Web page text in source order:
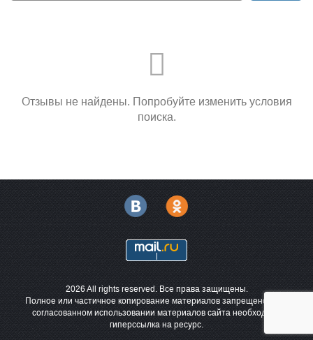
Отзывы не найдены. Попробуйте изменить условия
поиска.
2026 All rights reserved. Все права защищены.
Полное или частичное копирование материалов запрещено. При
согласованном использовании материалов сайта необходима
гиперссылка на ресурс.